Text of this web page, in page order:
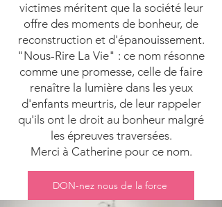
victimes méritent que la société leur
offre des moments de bonheur, de
reconstruction et d'épanouissement.
"Nous-Rire La Vie" : ce nom résonne
comme une promesse, celle de faire
renaître la lumière dans les yeux
d'enfants meurtris, de leur rappeler
qu'ils ont le droit au bonheur malgré
les épreuves traversées.
Merci à Catherine pour ce nom.
DON-nez nous de la force